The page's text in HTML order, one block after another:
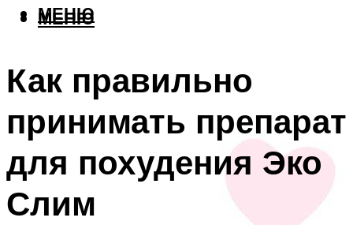
МЕНЮ
МЕНЮ
Как правильно
принимать препарат
для похудения Эко
Слим